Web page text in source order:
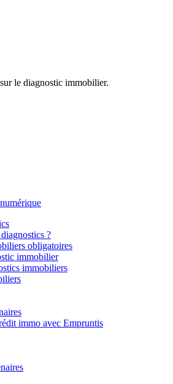
le diagnostic immobilier.
?
obligatoires
immobilier
immobiliers
immo avec Empruntis